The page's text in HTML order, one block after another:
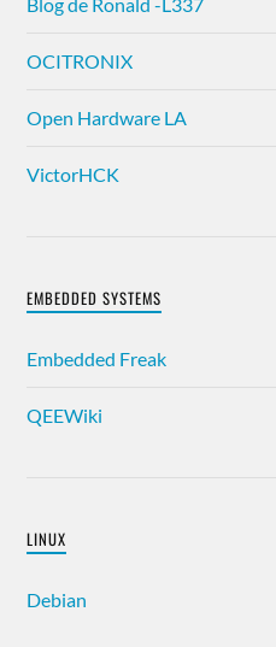
OCITRONIX
Open Hardware LA
VictorHCK
EMBEDDED SYSTEMS
Embedded Freak
QEEWiki
LINUX
Debian